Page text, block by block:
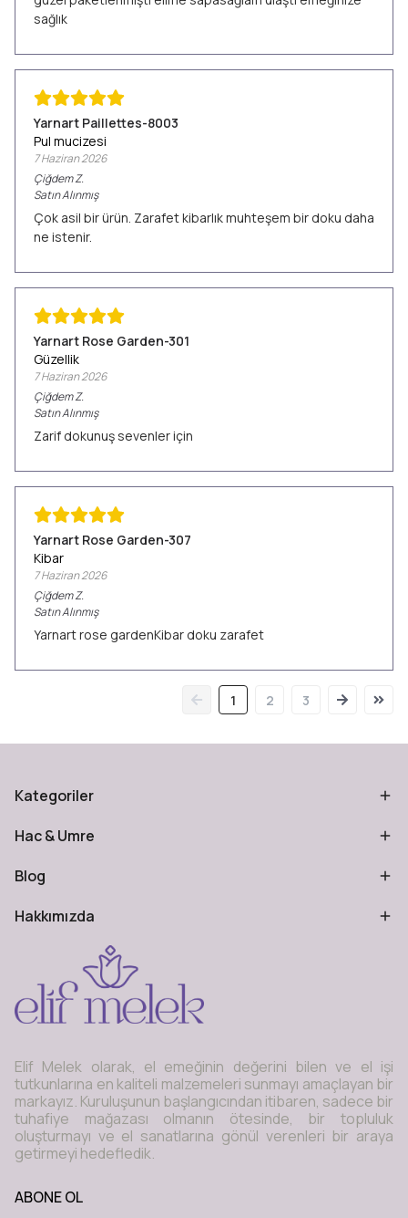
sağlık
Yarnart Paillettes-8003
Pul mucizesi
7 Haziran 2026
ÇiğdemZ.
Satın Alınmış
Çok asil bir ürün. Zarafet kibarlık muhteşem bir doku daha
ne istenir.
Yarnart Rose Garden-301
Güzellik
7 Haziran 2026
ÇiğdemZ.
Satın Alınmış
Zarif dokunuş sevenler için
Yarnart Rose Garden-307
Kibar
7 Haziran 2026
ÇiğdemZ.
Satın Alınmış
Yarnart rose gardenKibar doku zarafet
1 2 3
Kategoriler
Hac & Umre
Blog
Hakkımızda
Elif Melek olarak, el emeğinin değerini bilen ve el işi
tutkunlarına en kaliteli malzemeleri sunmayı amaçlayan bir
markayız. Kuruluşunun başlangıcından itibaren, sadece bir
tuhafiye mağazası olmanın ötesinde, bir topluluk
oluşturmayı ve el sanatlarına gönül verenleri bir araya
getirmeyi hedefledik.
ABONE OL